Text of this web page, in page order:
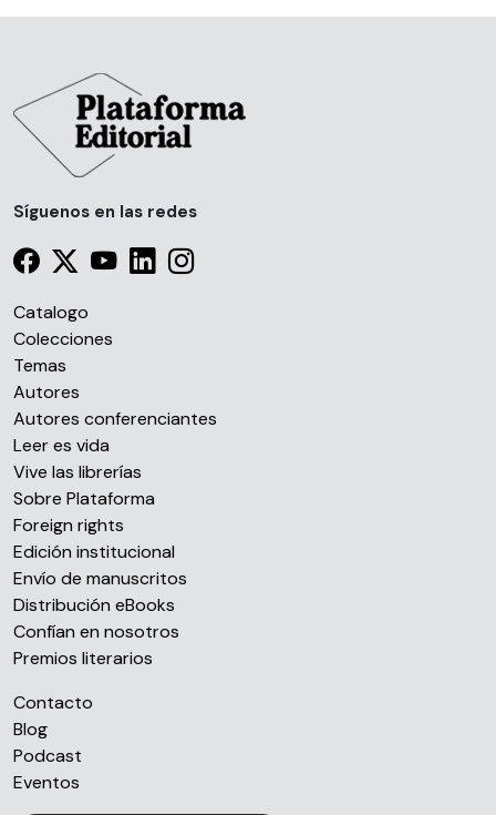
Síguenos en las redes
Catalogo
Colecciones
Temas
Autores
Autores conferenciantes
Leer es vida
Vive las librerías
Sobre Plataforma
Foreign rights
Edición institucional
Envío de manuscritos
Distribución eBooks
Confían en nosotros
Premios literarios
Contacto
Blog
Podcast
Eventos